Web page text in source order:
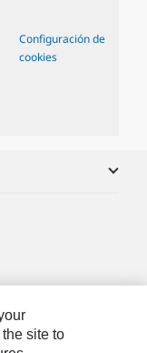
Configuración de
cookies
site to